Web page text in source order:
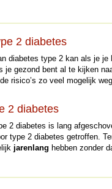
2 diabetes
diabetes type 2 kan als je je
je gezond bent al te kijken
risico’s zo veel mogelijk
2 diabetes
2 diabetes is lang
type 2 diabetes getroffen.
jarenlang hebben zonder